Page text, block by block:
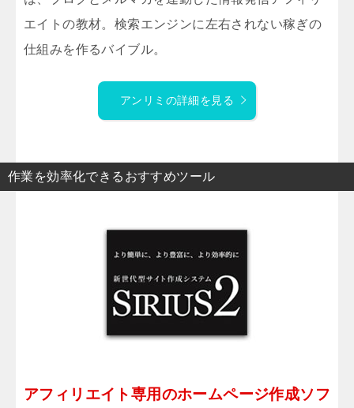
エイトの教材。検索エンジンに左右されない稼ぎの
仕組みを作るバイブル。
アンリミの詳細を見る
作業を効率化できるおすすめツール
アフィリエイト専用のホームページ作成ソフ